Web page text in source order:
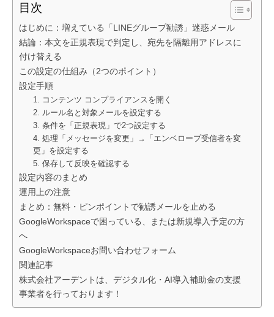
目次
はじめに：増えている「LINEグループ勧誘」迷惑メール
結論：本文を正規表現で判定し、宛先を隔離用アドレスに
付け替える
この設定の仕組み（2つのポイント）
設定手順
1. コンテンツ コンプライアンスを開く
2. ルール名と対象メールを設定する
3. 条件を「正規表現」で2つ設定する
4. 処理「メッセージを変更」→「エンベロープ受信者を変
更」を設定する
5. 保存して反映を確認する
設定内容のまとめ
運用上の注意
まとめ：無料・ピンポイントで勧誘メールを止める
GoogleWorkspaceで困っている、または新規導入予定の方
へ
GoogleWorkspaceお問い合わせフォーム
関連記事
株式会社アーデントは、デジタル化・AI導入補助金の支援
事業者を行っております！